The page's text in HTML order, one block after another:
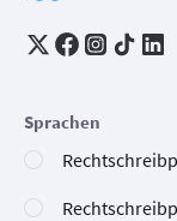
Sprachen